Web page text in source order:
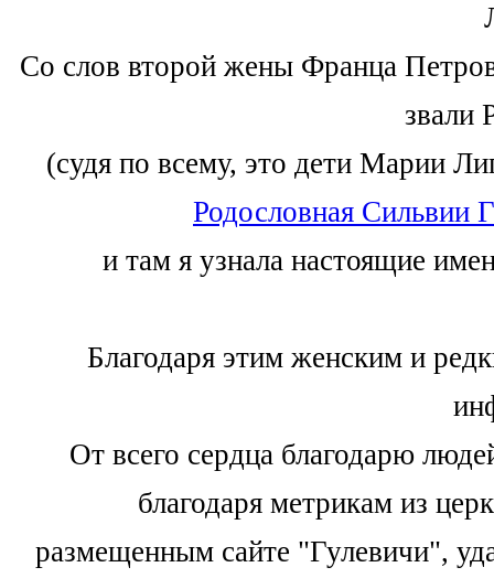
Со слов второй жены Франца
звали
(судя по всему, это дети Марии
Родословная Сильвии
и там я узнала настоящие
Благодаря этим женским и
От всего сердца благодарю
благодаря метрикам из
размещенным сайте "Гулевичи",